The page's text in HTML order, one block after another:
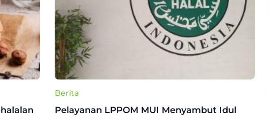
Berita
Pelayanan LPPOM MUI Menyambut Idul